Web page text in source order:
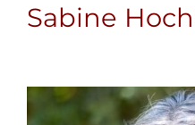
Sabine